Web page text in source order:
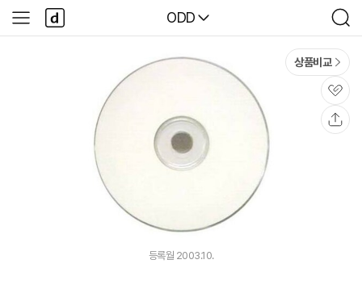
다나와
ODD
검
색
사
이
다
나
와
상품비교
관
심
등록월 2003.10.